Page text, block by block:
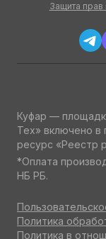
Защита
Куфар —
Тех» включено в
ресурс «Реестр
*Оплата
НБ РБ.
Политика
Политика в